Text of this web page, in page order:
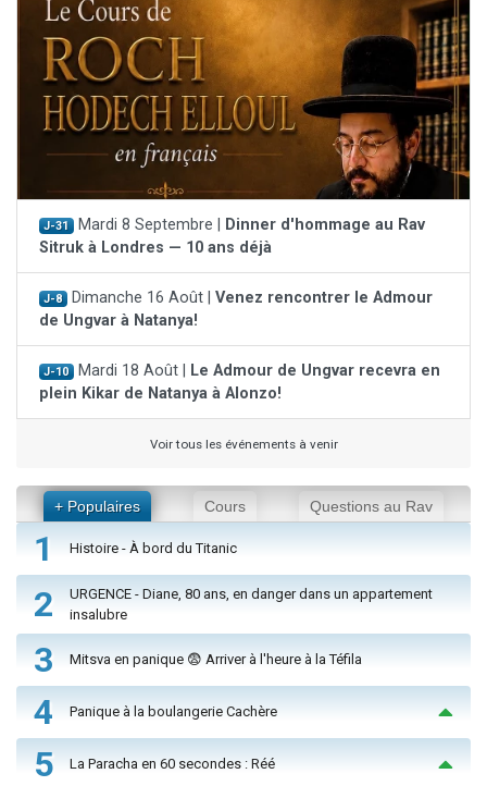
J-31 Mardi 8 Septembre |
Dinner d'hommage au Rav
Sitruk à Londres — 10 ans déjà
J-8 Dimanche 16 Août | Venez rencontrer le Admour
de Ungvar à Natanya!
J-10 Mardi 18 Août |
Le Admour de Ungvar recevra en
plein Kikar de Natanya à Alonzo!
Voir tous les événements à venir
+ Populaires Cours Questions au Rav
1 Histoire - À bord du Titanic
2
URGENCE - Diane, 80 ans, en danger dans un appartement
insalubre
3 Mitsva en panique 😨 Arriver à l'heure à la Téfila
4 Panique à la boulangerie Cachère
5 La Paracha en 60 secondes : Réé